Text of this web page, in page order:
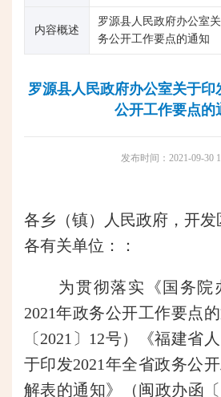
内容概述
罗源县人民政府办公室
务公开工作要点的通知
罗源县人民政府办公室关于印
公开工作要点的
发布时间：2021-09-30
各乡（镇）人民政府，开
各有关单位：：
为贯彻落实《国务院
2021年政务公开工作要点
〔2021〕12号）《福建省
于印发2021年全省政务公
解表的通知》（闽政办函